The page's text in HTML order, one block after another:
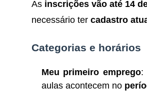
As inscrições vão até 14
necessário ter cadastro
Categorias e horários
Meu primeiro emprego:
aulas acontecem no